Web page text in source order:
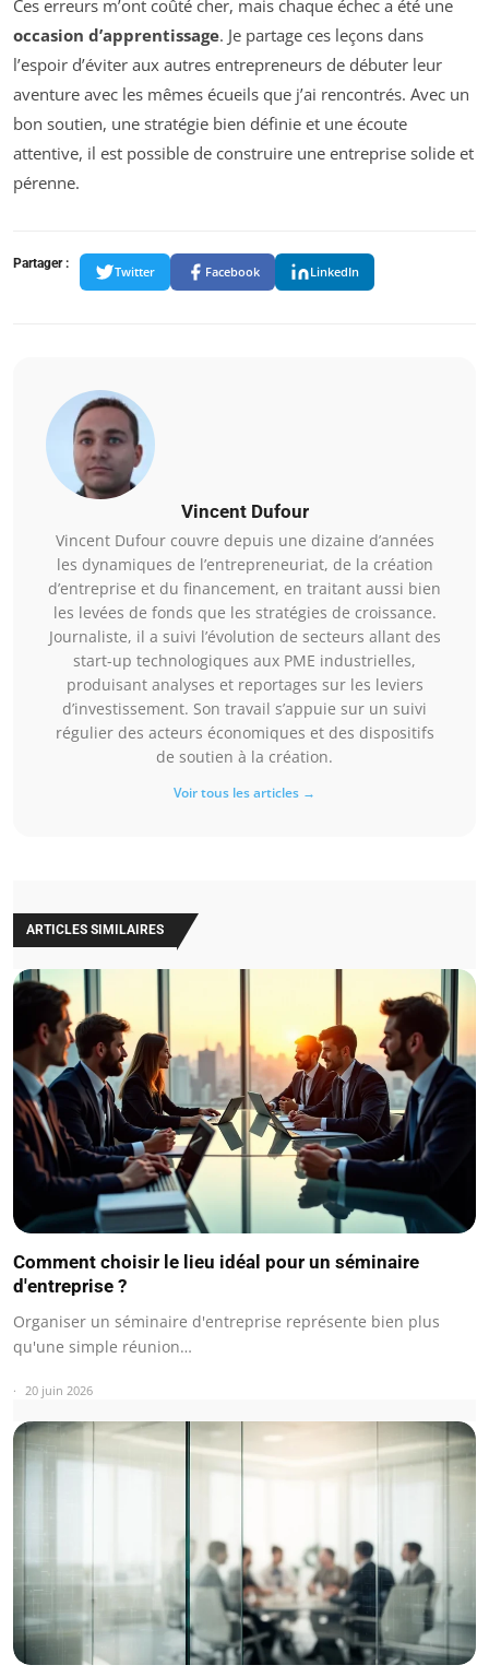
Ces erreurs m’ont coûté cher, mais chaque échec a été une
occasion d’apprentissage. Je partage ces leçons dans
l’espoir d’éviter aux autres entrepreneurs de débuter leur
aventure avec les mêmes écueils que j’ai rencontrés. Avec un
bon soutien, une stratégie bien définie et une écoute
attentive, il est possible de construire une entreprise solide et
pérenne.
Partager :
Twitter Facebook LinkedIn
Vincent Dufour
Vincent Dufour couvre depuis une dizaine d’années
les dynamiques de l’entrepreneuriat, de la création
d’entreprise et du financement, en traitant aussi bien
les levées de fonds que les stratégies de croissance.
Journaliste, il a suivi l’évolution de secteurs allant des
start-up technologiques aux PME industrielles,
produisant analyses et reportages sur les leviers
d’investissement. Son travail s’appuie sur un suivi
régulier des acteurs économiques et des dispositifs
de soutien à la création.
Voir tous les articles →
ARTICLES SIMILAIRES
Comment choisir le lieu idéal pour un séminaire
d'entreprise ?
Organiser un séminaire d'entreprise représente bien plus
qu'une simple réunion…
20 juin 2026